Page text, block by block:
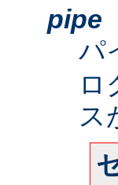
pipe
パ
ロ
ス